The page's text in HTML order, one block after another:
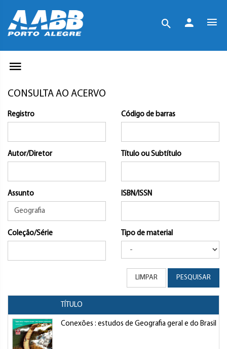
CONSULTA AO ACERVO
Registro Código de barras
Autor/Diretor Título ou Subtítulo
Assunto ISBN/ISSN
Coleção/Série Tipo de material
LIMPAR PESQUISAR
TÍTULO
Conexões : estudos de Geografia geral e do Brasil